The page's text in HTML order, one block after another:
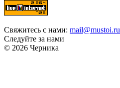
Свяжитесь с нами: mail@mustoi.ru
Следуйте за нами
© 2026 Черника